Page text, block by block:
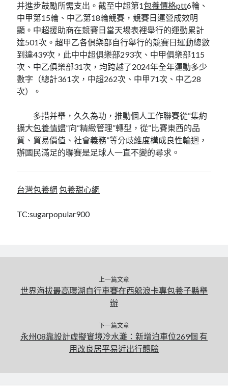
并進步鼓勵所需支出。截至中超第1包養價格ptt6輪、
中甲第15輪、中乙第18輪競賽，競賽日運營成效明
顯。中超援助商在競賽日當天場表裡舉行的運動累計
達501次。超甲乙各俱樂部自行舉行的競賽日運動總數
到達439次，此中中超俱樂部293次、中甲俱樂部115
次、中乙俱樂部31次，均跨越了2024年全年運動多少
數字（總計361次，中超262次、中甲71次、中乙28
次）。
多措并舉，久久為功，推動個人工作聯賽從“集約
擴大包養情婦”向“精緻管理”轉型，從“比賽東西的品
質、貿易價值、社會義務”等分歧維度構成良性輪迴，
辦國民滿足的聯賽是足球人一直不變的尋求。
台灣包養網 包養甜心網
TC:sugarpopular900
上一篇文章
世界海拔最高環湖自行車賽在西躲浪卡專包養子縣舉
辦
下一篇文章
永州08靠設計虛擬實境冷水灘：新增泊車位269個 有
用改良居平易近出行體驗